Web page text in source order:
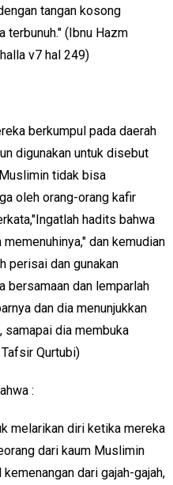
tangan kosong
terbunuh." (Ibnu Hazm
v7 hal 249)
berkumpul pada daerah
digunakan untuk disebut
tidak bisa
oleh orang-orang kafir
hadits bahwa
dan kemudian
perisai dan gunakan
bersamaan dan lemparlah
dan dia menunjukkan
samapai dia membuka
Qurtubi)
:
melarikan diri ketika mereka
dari kaum Muslimin
dari gajah-gajah,